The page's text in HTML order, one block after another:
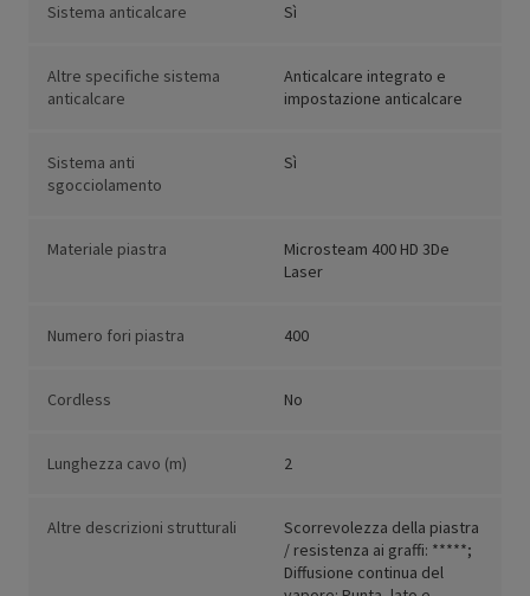
Sistema anticalcare Sì
Altre specifiche sistema
anticalcare
Anticalcare integrato e
impostazione anticalcare
Sistema anti
sgocciolamento
Sì
Materiale piastra
Microsteam 400 HD 3De
Laser
Numero fori piastra 400
Cordless No
Lunghezza cavo (m) 2
Altre descrizioni strutturali
Scorrevolezza della piastra
/ resistenza ai graffi: *****;
Diffusione continua del